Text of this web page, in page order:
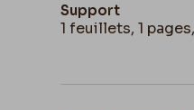
Support
1 feuillets, 1